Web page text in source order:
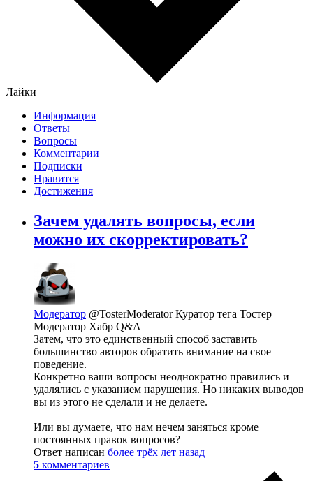
Лайки
Информация
Ответы
Вопросы
Комментарии
Подписки
Нравится
Достижения
Зачем удалять вопросы, если
можно их скорректировать?
Модератор @TosterModeratorКуратор тега Тостер
Модератор Хабр Q&A
Затем, что это единственный способ заставить
большинство авторов обратить внимание на свое
поведение.
Конкретно ваши вопросы неоднократно правились и
удалялись с указанием нарушения. Но никаких выводов
вы из этого не сделали и не делаете.
Или вы думаете, что нам нечем заняться кроме
постоянных правок вопросов?
Ответ написан более трёх лет назад
5 комментариев